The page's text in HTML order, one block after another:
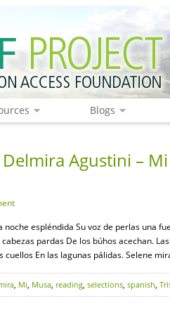
Blogs
Agustini –
espléndida Su voz de perlas una
pardas De los búhos acechan.
En las lagunas pálidas. Selene
, Mi, Musa, reading, selections, spanish,